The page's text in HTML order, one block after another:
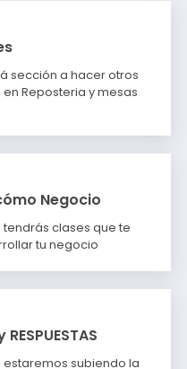
sección a hacer otros
Reposteria y mesas
Negocio
tendrás clases que te
tu negocio
RESPUESTAS
estaremos subiendo la